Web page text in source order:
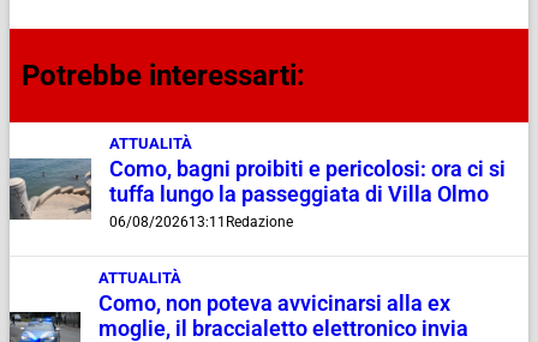
Potrebbe interessarti:
ATTUALITÀ
Como, bagni proibiti e pericolosi: ora ci si
tuffa lungo la passeggiata di Villa Olmo
06/08/202613:11 Redazione
ATTUALITÀ
Como, non poteva avvicinarsi alla ex
moglie, il braccialetto elettronico invia